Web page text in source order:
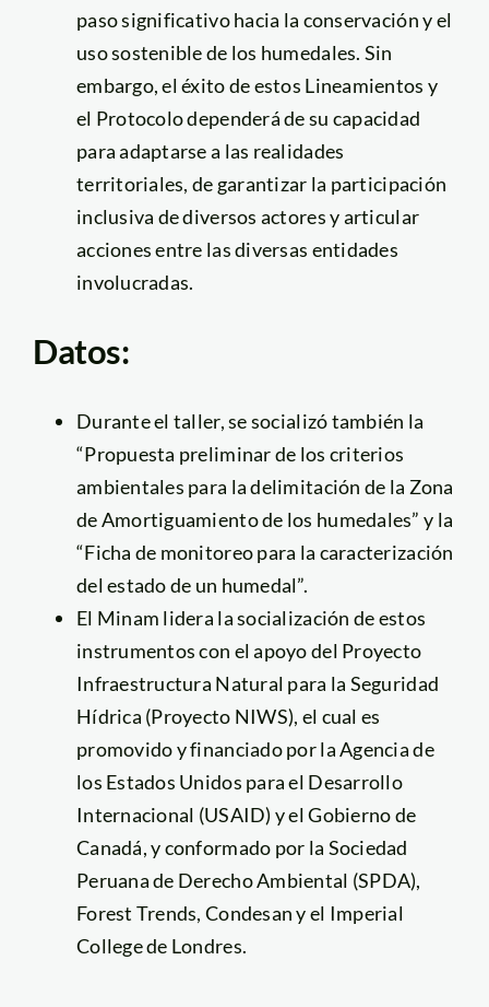
paso significativo hacia la conservación y el
uso sostenible de los humedales. Sin
embargo, el éxito de estos Lineamientos y
el Protocolo dependerá de su capacidad
para adaptarse a las realidades
territoriales, de garantizar la participación
inclusiva de diversos actores y articular
acciones entre las diversas entidades
involucradas.
Datos:
Durante el taller, se socializó también la
“Propuesta preliminar de los criterios
ambientales para la delimitación de la Zona
de Amortiguamiento de los humedales” y la
“Ficha de monitoreo para la caracterización
del estado de un humedal”.
El Minam lidera la socialización de estos
instrumentos con el apoyo del Proyecto
Infraestructura Natural para la Seguridad
Hídrica (Proyecto NIWS), el cual es
promovido y financiado por la Agencia de
los Estados Unidos para el Desarrollo
Internacional (USAID) y el Gobierno de
Canadá, y conformado por la Sociedad
Peruana de Derecho Ambiental (SPDA),
Forest Trends, Condesan y el Imperial
College de Londres.